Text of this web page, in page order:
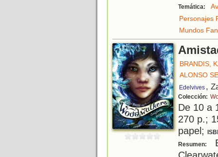
Temática:
Personajes
Mundos
BRANDIS,
ALONSO
Edelvives ,
Colección:
De 10 a
270 p.;
papel;
Resumen: